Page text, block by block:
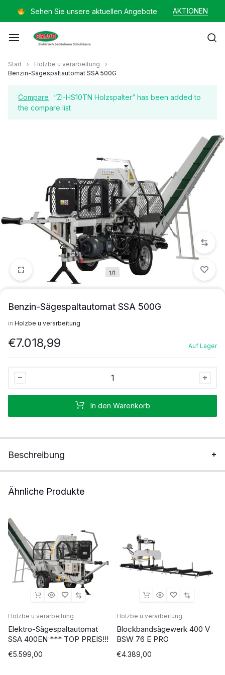
Sehen Sie unsere aktuellen Angebote AKTIONEN
Mayer
Start
Holzbe u verarbeitung
Benzin-Sägespaltautomat SSA 500G
Compare
“ZI-HS10TN Holzspalter” has been added to
the compare list
1/1
Benzin-Sägespaltautomat SSA 500G
in Holzbe u verarbeitung
€7.018,99 Auf Lager
SSA
In den Warenkorb
Beschreibung
Ähnliche Produkte
Holzbe u verarbeitung
Elektro-Sägespaltautomat
SSA 400EN *** TOP PREIS!!!
€5.599,00
Holzbe u verarbeitung
Blockbandsägewerk 400 V
BSW 76 E PRO
€4.389,00